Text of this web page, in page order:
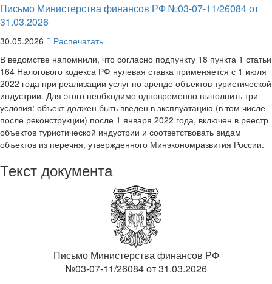
Письмо Министерства финансов РФ №03-07-11/26084 от
31.03.2026
30.05.2026
Распечатать
В ведомстве напомнили, что согласно подпункту 18 пункта 1 статьи
164 Налогового кодекса РФ нулевая ставка применяется с 1 июля
2022 года при реализации услуг по аренде объектов туристической
индустрии. Для этого необходимо одновременно выполнить три
условия: объект должен быть введен в эксплуатацию (в том числе
после реконструкции) после 1 января 2022 года, включен в реестр
объектов туристической индустрии и соответствовать видам
объектов из перечня, утвержденного Минэкономразвития России.
Текст документа
Письмо Министерства финансов РФ
№03-07-11/26084 от 31.03.2026